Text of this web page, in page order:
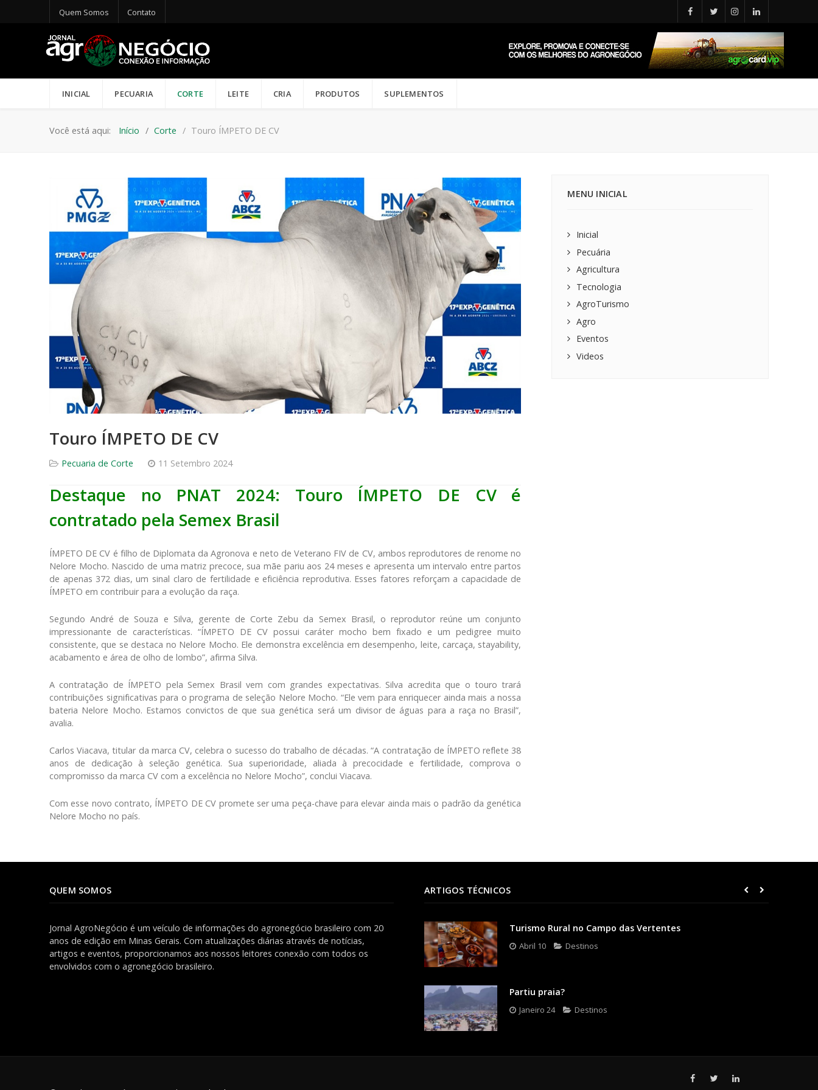
Quem Somos Contato
INICIAL PECUARIA CORTE LEITE CRIA PRODUTOS SUPLEMENTOS
Você está aqui: Início Corte Touro ÍMPETO DE CV
Touro ÍMPETO DE CV
Pecuaria de Corte 11 Setembro 2024
Destaque no PNAT 2024: Touro ÍMPETO DE CV é
contratado pela Semex Brasil
ÍMPETO DE CV é filho de Diplomata da Agronova e neto de Veterano FIV de CV, ambos reprodutores de renome no
Nelore Mocho. Nascido de uma matriz precoce, sua mãe pariu aos 24 meses e apresenta um intervalo entre partos
de apenas 372 dias, um sinal claro de fertilidade e eficiência reprodutiva. Esses fatores reforçam a capacidade de
ÍMPETO em contribuir para a evolução da raça.
Segundo André de Souza e Silva, gerente de Corte Zebu da Semex Brasil, o reprodutor reúne um conjunto
impressionante de características. “ÍMPETO DE CV possui caráter mocho bem fixado e um pedigree muito
consistente, que se destaca no Nelore Mocho. Ele demonstra excelência em desempenho, leite, carcaça, stayability,
acabamento e área de olho de lombo”, afirma Silva.
A contratação de ÍMPETO pela Semex Brasil vem com grandes expectativas. Silva acredita que o touro trará
contribuições significativas para o programa de seleção Nelore Mocho. “Ele vem para enriquecer ainda mais a nossa
bateria Nelore Mocho. Estamos convictos de que sua genética será um divisor de águas para a raça no Brasil”,
avalia.
Carlos Viacava, titular da marca CV, celebra o sucesso do trabalho de décadas. “A contratação de ÍMPETO reflete 38
anos de dedicação à seleção genética. Sua superioridade, aliada à precocidade e fertilidade, comprova o
compromisso da marca CV com a excelência no Nelore Mocho”, conclui Viacava.
Com esse novo contrato, ÍMPETO DE CV promete ser uma peça-chave para elevar ainda mais o padrão da genética
Nelore Mocho no país.
MENU INICIAL
Inicial
Pecuária
Agricultura
Tecnologia
AgroTurismo
Agro
Eventos
Videos
QUEM SOMOS
Jornal AgroNegócio é um veículo de informações do agronegócio brasileiro com 20
anos de edição em Minas Gerais. Com atualizações diárias através de notícias,
artigos e eventos, proporcionamos aos nossos leitores conexão com todos os
envolvidos com o agronegócio brasileiro.
ARTIGOS TÉCNICOS
Turismo Rural no Campo das Vertentes
Abril 10 Destinos
Partiu praia?
Janeiro 24 Destinos